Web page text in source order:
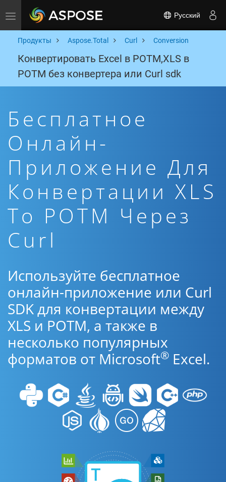
Toggle navigation Русский
Продукты Aspose.Total Curl Conversion
Конвертировать Excel в POTM,XLS в
POTM без конвертера или Curl sdk
Бесплатное
Онлайн-
Приложение Для
Конвертации XLS
To POTM Через
Curl
Используйте бесплатное
онлайн-приложение или Curl
SDK для конвертации между
XLS и POTM, а также в
несколько популярных
форматов от Microsoft® Excel.